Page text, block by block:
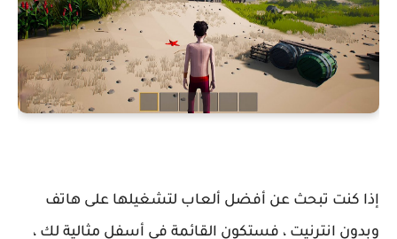
إذا كنت تبحث عن أفضل ألعاب لتشغيلها على هاتف
وبدون انترنيت ، فستكون القائمة في أسفل مثالية لك ،